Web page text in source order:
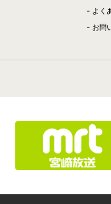
よく
お問